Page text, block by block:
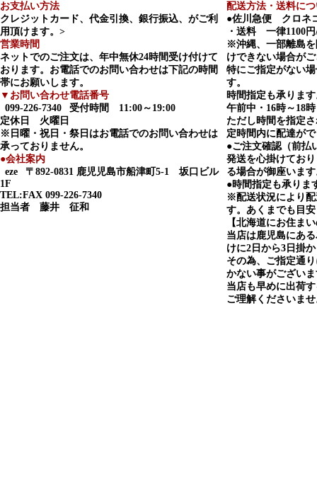
お支払い方法
クレジットカード、代金引換、銀行振込、がご利
用頂けます。>
営業時間
ネットでのご注文は、年中無休24時間受け付けて
おります。お電話でのお問い合わせは下記の時間
帯にお願いします。
▼お問い合わせ電話番号
099-226-7340
受付時間 11:00～19:00
定休日 火曜日
※日曜・祝日・祭日はお電話でのお問い合わせは
承っておりません。
●会社案内
eze
〒892-0831 鹿児児島市船津町5-1 坂口ビル
1F
TEL:FAX 099-226-7340
担当者 藤井 征和
配送方法・送料に
●佐川急便 クロネ
・送料 一律1100
※沖縄、一部離島
けできない場合が
特にご指定がない
す。
時間指定も承りま
午前中・16時～18
ただし時間を指定
定時間内に配達が
●ご注文確認（前払
発送を心掛けてお
る場合が御座いま
●時間指定も承りま
※配送状況により
す。あくまでも目
【北海道にお住ま
当店は鹿児島にあ
けに2日から3日掛
その為、ご指定通
かない事がござい
当店も早めに出荷
ご理解くださいま